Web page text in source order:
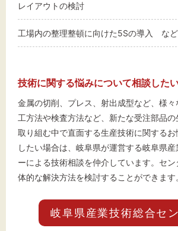
レイアウトの検討
工場内の整理整頓に向けた5Sの導入 など
技術に関する悩みについて相談した
金属の切削、プレス、射出成型など、様
工方法や検査方法など、新たな受注部品
取り組む中で直面する生産技術に関する
したい場合は、岐阜県が運営する岐阜県
ーによる技術相談を仲介しています。セ
体的な解決方法を検討することができます
岐阜県産業技術総合セ